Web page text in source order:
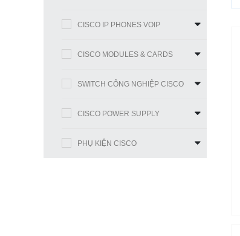
CISCO IP PHONES VOIP
CISCO MODULES & CARDS
SWITCH CÔNG NGHIỆP CISCO
CISCO POWER SUPPLY
PHỤ KIỆN CISCO